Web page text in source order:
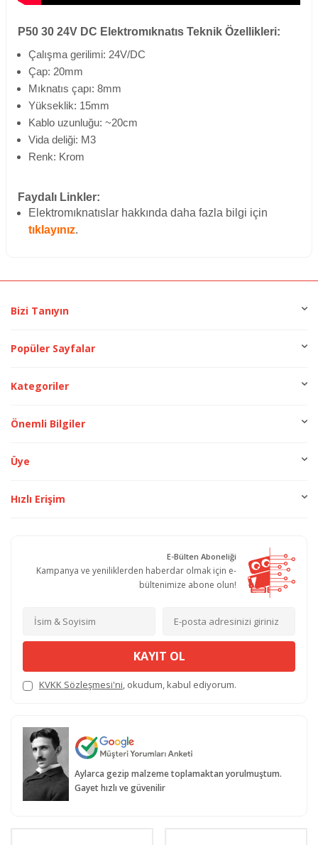
P50 30 24V DC Elektromıknatıs Teknik Özellikleri:
Çalışma gerilimi: 24V/DC
Çap: 20mm
Mıknatıs çapı: 8mm
Yükseklik: 15mm
Kablo uzunluğu: ~20cm
Vida deliği: M3
Renk: Krom
Faydalı Linkler:
Elektromıknatıslar hakkında daha fazla bilgi için
tıklayınız.
Bizi Tanıyın
Popüler Sayfalar
Kategoriler
Önemli Bilgiler
Üye
Hızlı Erişim
E-Bülten Aboneliği
Kampanya ve yeniliklerden haberdar olmak için e-
bültenimize abone olun!
KAYIT OL
KVKK Sözleşmesi'ni, okudum, kabul ediyorum.
Aylarca gezip malzeme toplamaktan yorulmuştum.
Gayet hızlı ve güvenilir